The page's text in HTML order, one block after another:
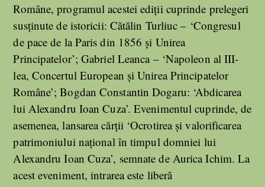
Române, programul acestei ediţii cuprinde prelegeri
susţinute de istoricii: Cătălin Turliuc – ‘Congresul
de pace de la Paris din 1856 şi Unirea
Principatelor’; Gabriel Leanca – ‘Napoleon al III-
lea, Concertul European şi Unirea Principatelor
Române’; Bogdan Constantin Dogaru: ‘Abdicarea
lui Alexandru Ioan Cuza’. Evenimentul cuprinde, de
asemenea, lansarea cărţii ‘Ocrotirea şi valorificarea
patrimoniului naţional în timpul domniei lui
Alexandru Ioan Cuza’, semnate de Aurica Ichim. La
acest eveniment, intrarea este liberă